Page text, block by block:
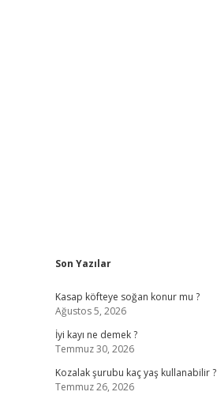
Sidebar
Son Yazılar
Kasap köfteye soğan konur mu ?
Ağustos 5, 2026
İyi kayı ne demek ?
Temmuz 30, 2026
Kozalak şurubu kaç yaş kullanabilir ?
Temmuz 26, 2026